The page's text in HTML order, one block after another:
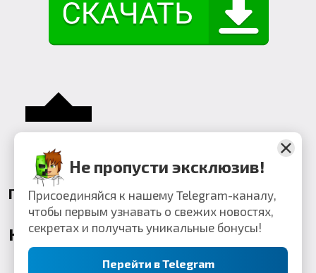
Поделиться:
Комментарии
Не пропусти эксклюзив!
Присоединяйся к нашему Telegram-каналу,
чтобы первым узнавать о свежих новостях,
секретах и получать уникальные бонусы!
Перейти в Telegram